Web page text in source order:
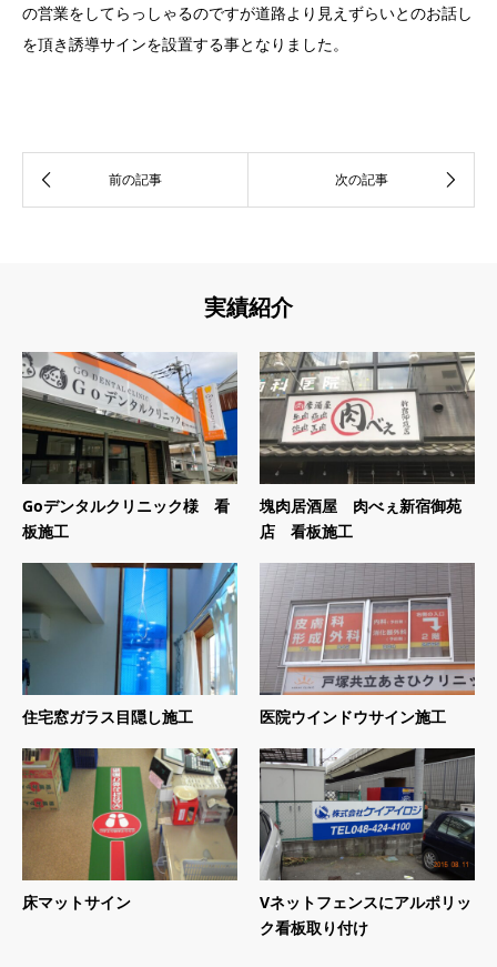
の営業をしてらっしゃるのですが道路より見えずらいとのお話し
を頂き誘導サインを設置する事となりました。
実績紹介
Goデンタルクリニック様 看
板施工
塊肉居酒屋 肉べぇ新宿御苑
店 看板施工
住宅窓ガラス目隠し施工 医院ウインドウサイン施工
床マットサイン
Vネットフェンスにアルポリッ
ク看板取り付け